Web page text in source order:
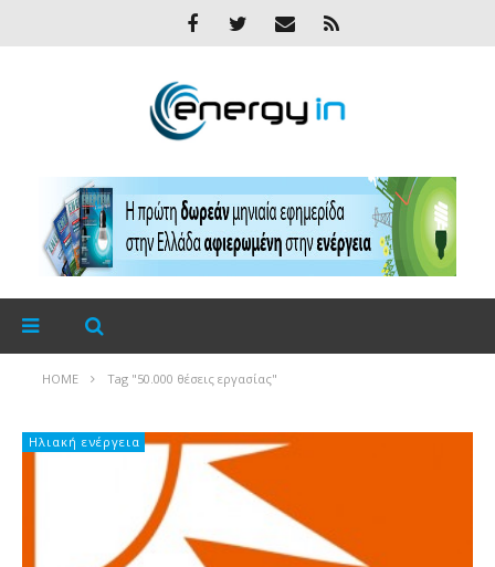
HOME Tag "50.000 θέσεις εργασίας"
Ηλιακή ενέργεια